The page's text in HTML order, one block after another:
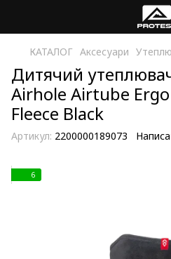
КАТАЛОГ Аксесуари
Дитячий
Airhole Airtube
Fleece Black
Артикул: 2200000189073
6